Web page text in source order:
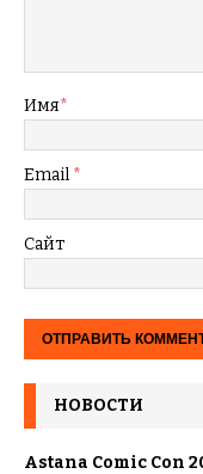
Имя*
Email *
Сайт
НОВОСТИ
Astana Comic Con